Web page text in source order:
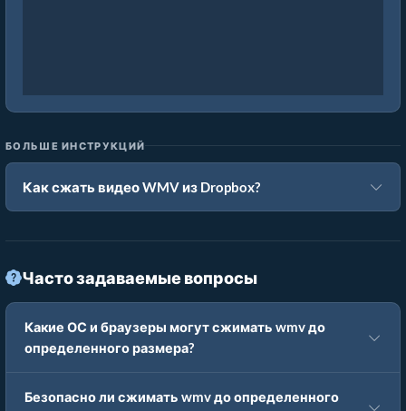
БОЛЬШЕ ИНСТРУКЦИЙ
Как сжать видео WMV из Dropbox?
Часто задаваемые вопросы
Какие ОС и браузеры могут сжимать wmv до
определенного размера?
Безопасно ли сжимать wmv до определенного